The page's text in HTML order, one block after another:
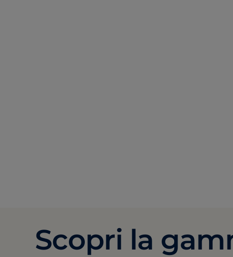
Scopri la